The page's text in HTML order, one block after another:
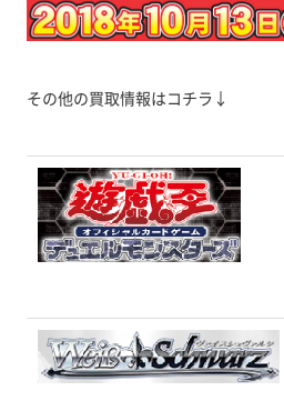
その他の買取情報はコチラ↓